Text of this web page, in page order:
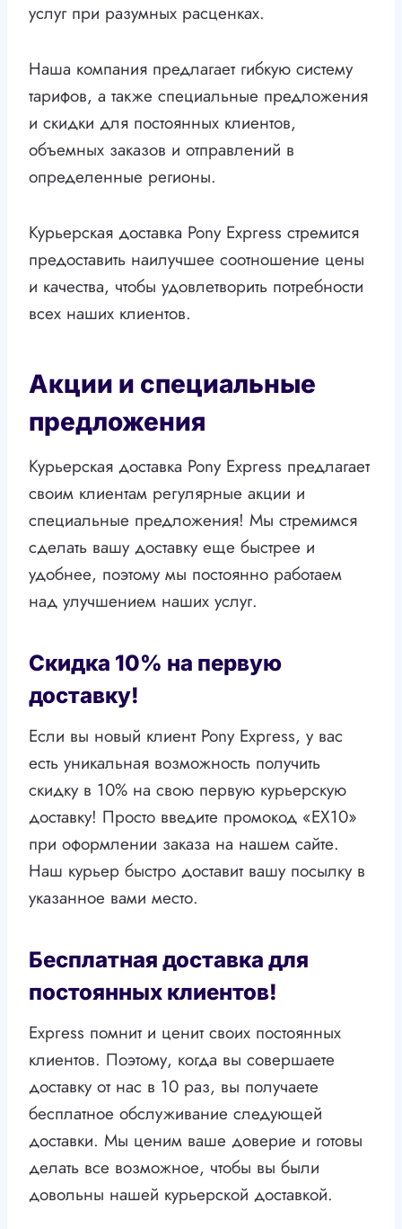
услуг при разумных расценках.
Наша компания предлагает гибкую систему
тарифов, а также специальные предложения
и скидки для постоянных клиентов,
объемных заказов и отправлений в
определенные регионы.
Курьерская доставка Pony Express стремится
предоставить наилучшее соотношение цены
и качества, чтобы удовлетворить потребности
всех наших клиентов.
Акции и специальные
предложения
Курьерская доставка Pony Express предлагает
своим клиентам регулярные акции и
специальные предложения! Мы стремимся
сделать вашу доставку еще быстрее и
удобнее, поэтому мы постоянно работаем
над улучшением наших услуг.
Скидка 10% на первую
доставку!
Если вы новый клиент Pony Express, у вас
есть уникальная возможность получить
скидку в 10% на свою первую курьерскую
доставку! Просто введите промокод «EX10»
при оформлении заказа на нашем сайте.
Наш курьер быстро доставит вашу посылку в
указанное вами место.
Бесплатная доставка для
постоянных клиентов!
Express помнит и ценит своих постоянных
клиентов. Поэтому, когда вы совершаете
доставку от нас в 10 раз, вы получаете
бесплатное обслуживание следующей
доставки. Мы ценим ваше доверие и готовы
делать все возможное, чтобы вы были
довольны нашей курьерской доставкой.